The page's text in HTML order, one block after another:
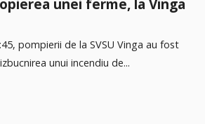
unei ferme, la Vinga
pompierii de la SVSU Vinga au fost
unui incendiu de...